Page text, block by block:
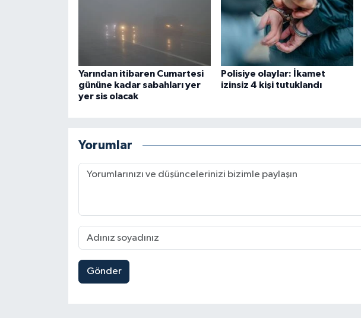
Yarından itibaren Cumartesi
gününe kadar sabahları yer
yer sis olacak
Polisiye olaylar: İkamet
izinsiz 4 kişi tutuklandı
Yorumlar
Gönder